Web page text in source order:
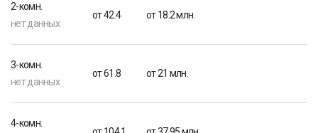
2-комн.
нет данных
от 42.4 от 18.2 млн.
3-комн.
нет данных
от 61.8 от 21 млн.
4-комн.